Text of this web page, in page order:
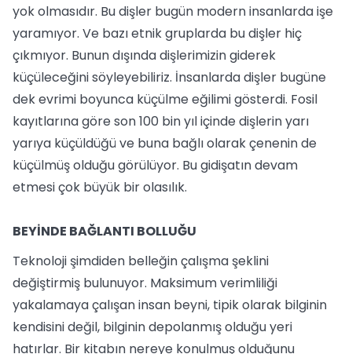
yok olmasıdır. Bu dişler bugün modern insanlarda işe
yaramıyor. Ve bazı etnik gruplarda bu dişler hiç
çıkmıyor. Bunun dışında dişlerimizin giderek
küçüleceğini söyleyebiliriz. İnsanlarda dişler bugüne
dek evrimi boyunca küçülme eğilimi gösterdi. Fosil
kayıtlarına göre son 100 bin yıl içinde dişlerin yarı
yarıya küçüldüğü ve buna bağlı olarak çenenin de
küçülmüş olduğu görülüyor. Bu gidişatın devam
etmesi çok büyük bir olasılık.
BEYİNDE BAĞLANTI BOLLUĞU
Teknoloji şimdiden belleğin çalışma şeklini
değiştirmiş bulunuyor. Maksimum verimliliği
yakalamaya çalışan insan beyni, tipik olarak bilginin
kendisini değil, bilginin depolanmış olduğu yeri
hatırlar. Bir kitabın nereye konulmuş olduğunu